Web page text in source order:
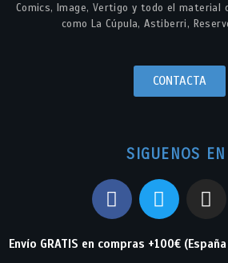
Comics, Image, Vertigo y todo el material
como La Cúpula, Astiberri,
CONTACTA
SIGUENOS
Envío GRATIS en compras +100€